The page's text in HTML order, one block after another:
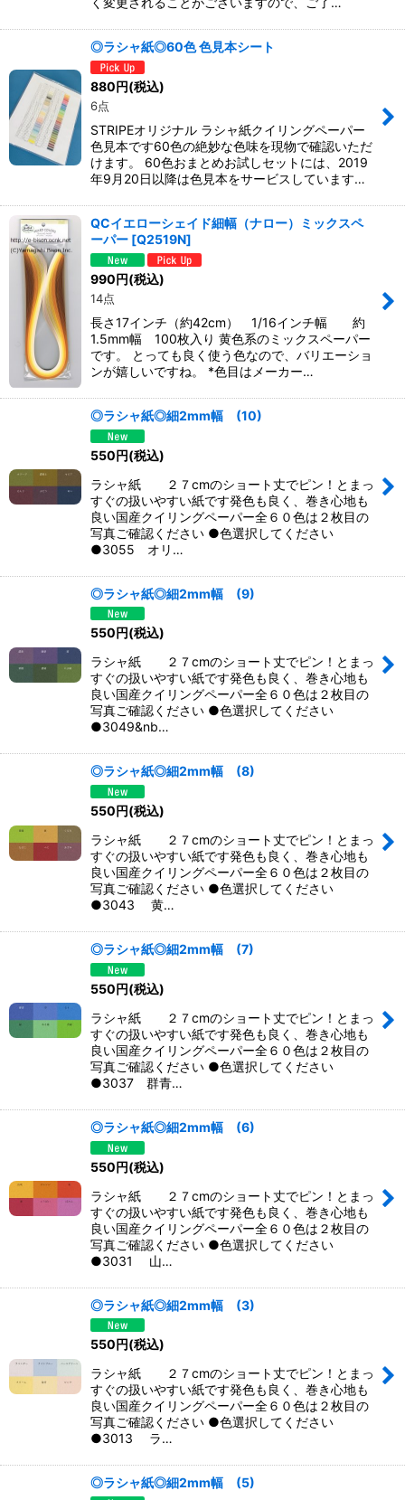
◎ラシャ紙◎60色 色見本シート
880円(税込)
6点
STRIPEオリジナル ラシャ紙クイリングペーパー
色見本です60色の絶妙な色味を現物で確認いただ
けます。 60色おまとめお試しセットには、2019
年9月20日以降は色見本をサービスしています…
QCイエローシェイド細幅（ナロー）ミックスペ
ーパー [Q2519N]
990円(税込)
14点
長さ17インチ（約42cm） 1/16インチ幅 約
1.5mm幅 100枚入り 黄色系のミックスペーパー
です。 とっても良く使う色なので、バリエーショ
ンが嬉しいですね。 *色目はメーカー…
◎ラシャ紙◎細2mm幅 (10)
550円(税込)
ラシャ紙 ２７cmのショート丈でピン！とまっ
すぐの扱いやすい紙です発色も良く、巻き心地も
良い国産クイリングペーパー全６０色は２枚目の
写真ご確認ください ●色選択してください
●3055 オリ…
◎ラシャ紙◎細2mm幅 (9)
550 円(税込)
ラシャ紙 ２７cmのショート丈でピン！とまっ
すぐの扱いやすい紙です発色も良く、巻き心地も
良い国産クイリングペーパー全６０色は２枚目の
写真ご確認ください ●色選択してください
●3049&nb…
◎ラシャ紙◎細2mm幅 (8)
550円(税込)
ラシャ紙 ２７cmのショート丈でピン！とまっ
すぐの扱いやすい紙です発色も良く、巻き心地も
良い国産クイリングペーパー全６０色は２枚目の
写真ご確認ください ●色選択してください
●3043 黄…
◎ラシャ紙◎細2mm幅 (7)
550円(税込)
ラシャ紙 ２７cmのショート丈でピン！とまっ
すぐの扱いやすい紙です発色も良く、巻き心地も
良い国産クイリングペーパー全６０色は２枚目の
写真ご確認ください ●色選択してください
●3037 群青…
◎ラシャ紙◎細2mm幅 (6)
550円(税込)
ラシャ紙 ２７cmのショート丈でピン！とまっ
すぐの扱いやすい紙です発色も良く、巻き心地も
良い国産クイリングペーパー全６０色は２枚目の
写真ご確認ください ●色選択してください
●3031 山…
◎ラシャ紙◎細2mm幅 (3)
550円(税込)
ラシャ紙 ２７cmのショート丈でピン！とまっ
すぐの扱いやすい紙です発色も良く、巻き心地も
良い国産クイリングペーパー全６０色は２枚目の
写真ご確認ください ●色選択してください
●3013 ラ…
◎ラシャ紙◎細2mm幅 (5)